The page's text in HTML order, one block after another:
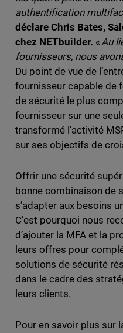
authentification
déclare Chris Bates,
chez NETbuilder. «Au
fournisseurs, nous
Du point de vue de
fournisseur capable de
de sécurité le plus
fournisseur sur une
transformé l’activité
sur ses objectifs de
Offrir une sécurité
bonne combinaison de
s’adapter aux besoins
C’est pourquoi nous
d’ajouter la MFA et la
leurs offres pour
solutions de sécurité
dans le cadre des
leurs clients.
Pour en savoir plus sur